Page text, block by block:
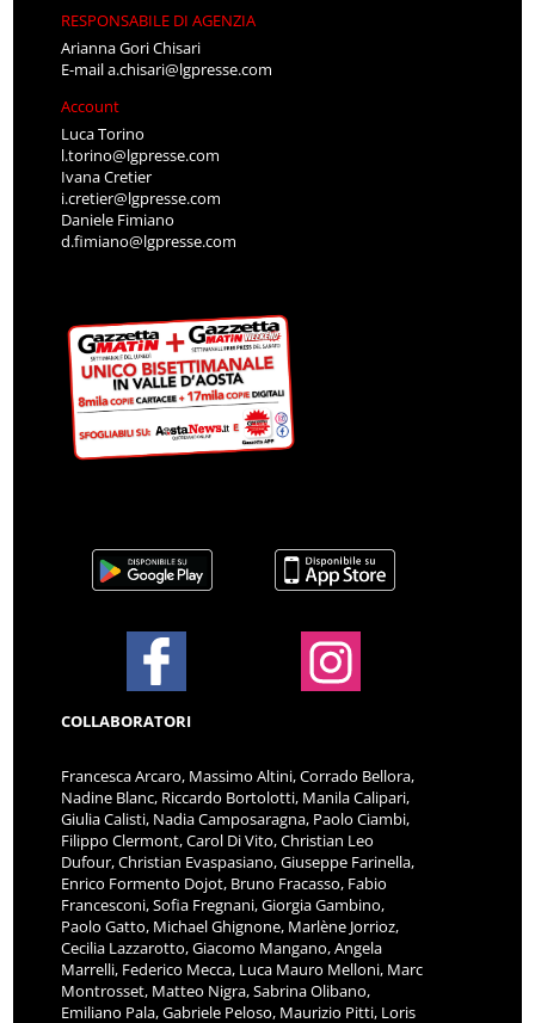
RESPONSABILE DI AGENZIA
Arianna Gori Chisari
E-maila.chisari@lgpresse.com
Account
Luca Torino
l.torino@lgpresse.com
Ivana Cretier
i.cretier@lgpresse.com
Daniele Fimiano
d.fimiano@lgpresse.com
COLLABORATORI
Francesca Arcaro, Massimo Altini, Corrado Bellora,
Nadine Blanc, Riccardo Bortolotti, Manila Calipari,
Giulia Calisti, Nadia Camposaragna, Paolo Ciambi,
Filippo Clermont, Carol Di Vito, Christian Leo
Dufour, Christian Evaspasiano, Giuseppe Farinella,
Enrico Formento Dojot, Bruno Fracasso, Fabio
Francesconi, Sofia Fregnani, Giorgia Gambino,
Paolo Gatto, Michael Ghignone, Marlène Jorrioz,
Cecilia Lazzarotto, Giacomo Mangano, Angela
Marrelli, Federico Mecca, Luca Mauro Melloni, Marc
Montrosset, Matteo Nigra, Sabrina Olibano,
Emiliano Pala, Gabriele Peloso, Maurizio Pitti, Loris